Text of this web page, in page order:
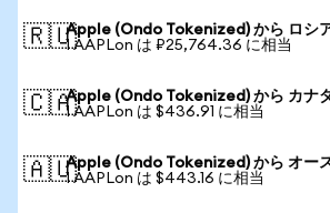
🇷🇺Apple (Ondo Tokenized) から ロシ
1 AAPLon は ₽25,764.36 に相当
🇨🇦Apple (Ondo Tokenized) から カナ
1 AAPLon は $436.91 に相当
🇦🇺Apple (Ondo Tokenized) から オー
1 AAPLon は $443.16 に相当